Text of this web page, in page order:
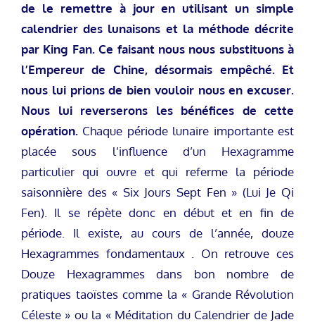
de le remettre à jour en utilisant un simple
calendrier des lunaisons et la méthode décrite
par King Fan. Ce faisant nous nous substituons à
l’Empereur de Chine, désormais empêché. Et
nous lui prions de bien vouloir nous en excuser.
Nous lui reverserons les bénéfices de cette
opération. Chaque période lunaire importante est
placée sous l’influence d’un Hexagramme
particulier qui ouvre et qui referme la période
saisonnière des « Six Jours Sept Fen » (Lui Je Qi
Fen). Il se répète donc en début et en fin de
période. Il existe, au cours de l’année, douze
Hexagrammes fondamentaux . On retrouve ces
Douze Hexagrammes dans bon nombre de
pratiques taoïstes comme la « Grande Révolution
Céleste » ou la « Méditation du Calendrier de Jade